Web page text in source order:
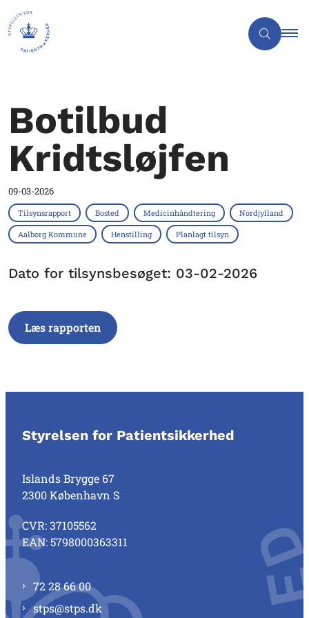
Botilbud
Kridtsløjfen
09-03-2026
Tilsynsrapport Bosted Medicinhåndtering Nordjylland
Aalborg Kommune Henstilling Planlagt tilsyn
Dato for tilsynsbesøget: 03-02-2026
Læs rapporten
Styrelsen for Patientsikkerhed
Islands Brygge 67
2300 København S
CVR: 37105562
EAN: 5798000363311
72 28 66 00
stps@stps.dk